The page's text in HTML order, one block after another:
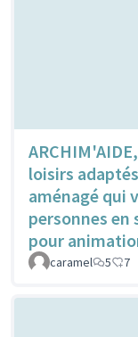
loisirs
aménagé qui
personnes
pour
caramel 5 7